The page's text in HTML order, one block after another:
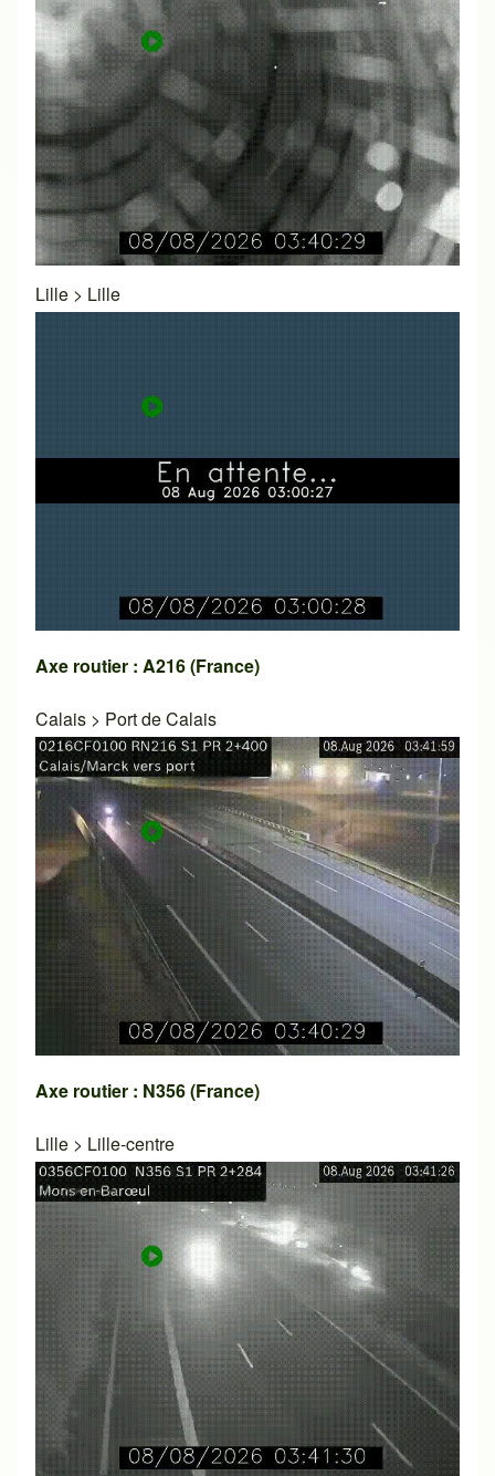
Lille > Lille
Axe routier : A216 (France)
Calais > Port de Calais
Axe routier : N356 (France)
Lille > Lille-centre